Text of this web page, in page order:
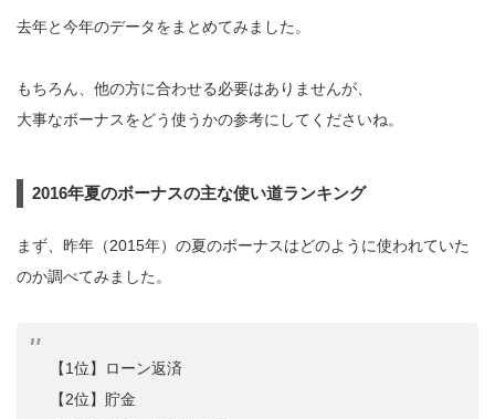
去年と今年のデータをまとめてみました。
もちろん、他の方に合わせる必要はありませんが、
大事なボーナスをどう使うかの参考にしてくださいね。
2016年夏のボーナスの主な使い道ランキング
まず、昨年（2015年）の夏のボーナスはどのように使われていた
のか調べてみました。
【1位】ローン返済
【2位】貯金